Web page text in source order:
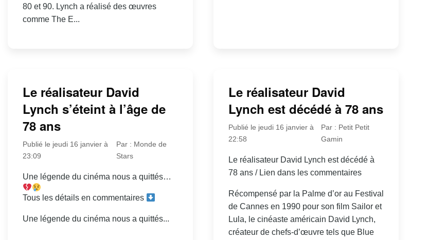
80 et 90. Lynch a réalisé des œuvres
comme The E...
Le réalisateur David
Lynch s’éteint à l’âge de
78 ans
Publié le jeudi 16 janvier à
23:09
Par : Monde de
Stars
Une légende du cinéma nous a quittés…
Tous les détails en commentaires
Une légende du cinéma nous a quittés...
Le réalisateur David
Lynch est décédé à 78 ans
Publié le jeudi 16 janvier à
22:58
Par : Petit Petit
Gamin
Le réalisateur David Lynch est décédé à
78 ans / Lien dans les commentaires
Récompensé par la Palme d’or au Festival
de Cannes en 1990 pour son film Sailor et
Lula, le cinéaste américain David Lynch,
créateur de chefs-d’œuvre tels que Blue